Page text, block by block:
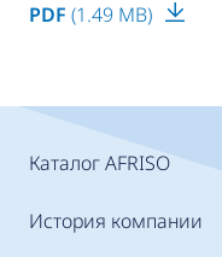
PDF (1.49 MB)
Каталог AFRISO
История компании